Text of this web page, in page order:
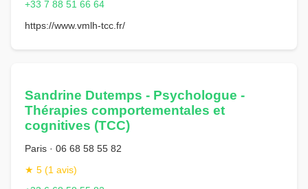
+33 7 88 51 66 64
https://www.vmlh-tcc.fr/
Sandrine Dutemps - Psychologue -
Thérapies comportementales et
cognitives (TCC)
Paris · 06 68 58 55 82
★ 5 (1 avis)